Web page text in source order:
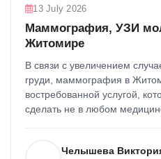
13 July 2026
Маммография, УЗИ
Житомире
В связи с увеличением
груди, маммография в
востребованной услугой,
сделать не в любом
Челышева